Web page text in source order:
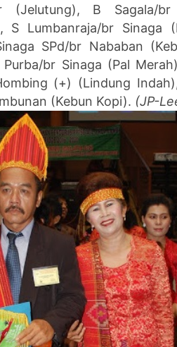
(Jelutung), B Sagala/
S Lumbanraja/br Sinaga
SPd/br Nababan
br Sinaga (Pal
(+) (Lindung
(Kebun Kopi). (JP-